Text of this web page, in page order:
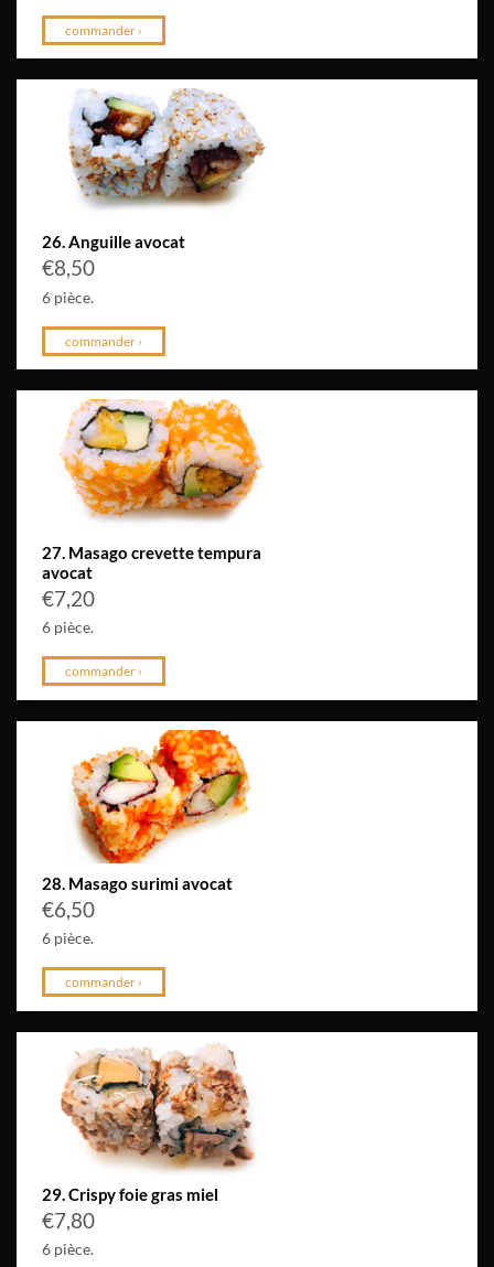
commander ›
26. Anguille avocat
€8,50
6 pièce.
commander ›
27. Masago crevette tempura
avocat
€7,20
6 pièce.
commander ›
28. Masago surimi avocat
€6,50
6 pièce.
commander ›
29. Crispy foie gras miel
€7,80
6 pièce.